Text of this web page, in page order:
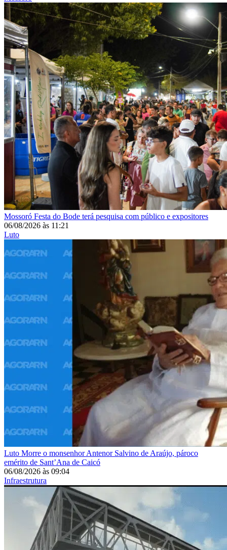
Mossoró Festa do Bode terá pesquisa com público e expositores
06/08/2026 às 11:21
Luto
Luto Morre o monsenhor Antenor Salvino de Araújo, pároco
emérito de Sant’Ana de Caicó
06/08/2026 às 09:04
Infraestrutura